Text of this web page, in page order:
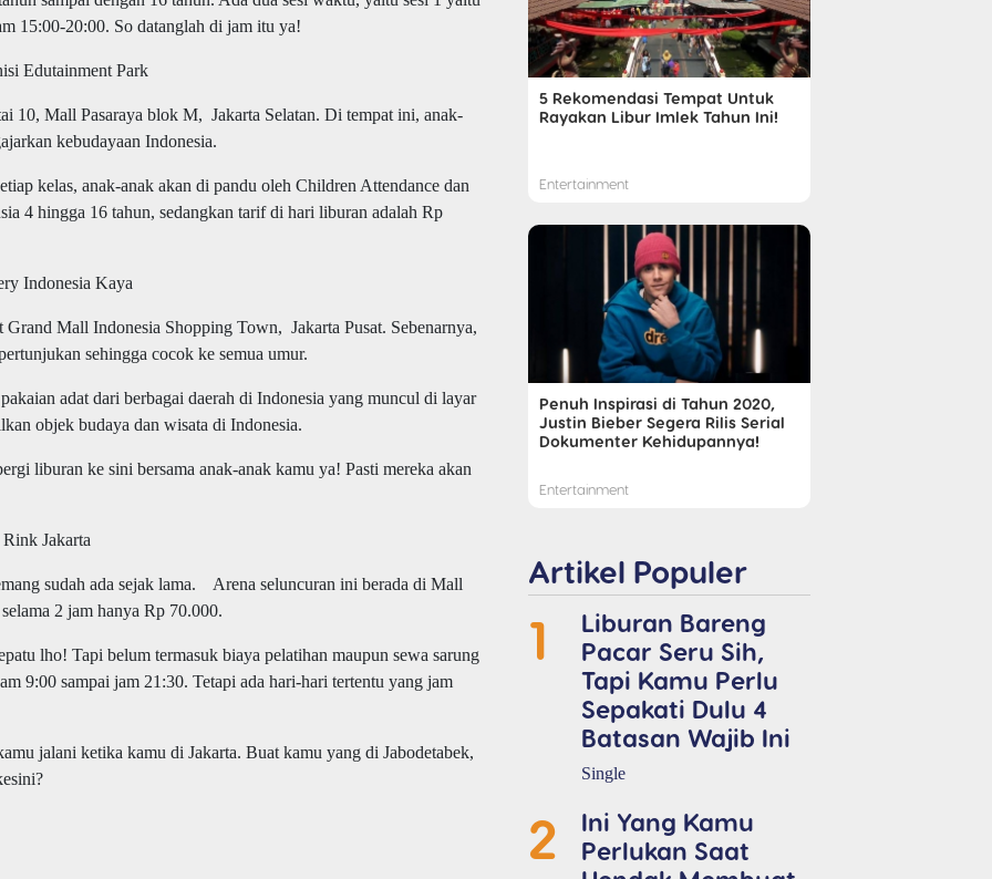
15:00-20:00. So datanglah di jam itu ya!
Edutainment Park
10, Mall Pasaraya blok M, Jakarta Selatan. Di tempat ini, anak-
kebudayaan Indonesia.
kelas, anak-anak akan di pandu oleh Children Attendance dan
4 hingga 16 tahun, sedangkan tarif di hari liburan adalah Rp
Indonesia Kaya
Mall Indonesia Shopping Town, Jakarta Pusat. Sebenarnya,
sehingga cocok ke semua umur.
adat dari berbagai daerah di Indonesia yang muncul di layar
objek budaya dan wisata di Indonesia.
liburan ke sini bersama anak-anak kamu ya! Pasti mereka akan
Jakarta
sudah ada sejak lama. Arena seluncuran ini berada di Mall
2 jam hanya Rp 70.000.
lho! Tapi belum termasuk biaya pelatihan maupun sewa sarung
9:00 sampai jam 21:30. Tetapi ada hari-hari tertentu yang jam
jalani ketika kamu di Jakarta. Buat kamu yang di Jabodetabek,
5 Rekomendasi Tempat Untuk
Rayakan Libur Imlek Tahun Ini!
Entertainment
Penuh Inspirasi di Tahun 2020,
Justin Bieber Segera Rilis Serial
Dokumenter Kehidupannya!
Entertainment
Artikel Populer
1
Liburan Bareng
Pacar Seru Sih,
Tapi Kamu Perlu
Sepakati Dulu 4
Batasan Wajib Ini
Single
2
Ini Yang Kamu
Perlukan Saat